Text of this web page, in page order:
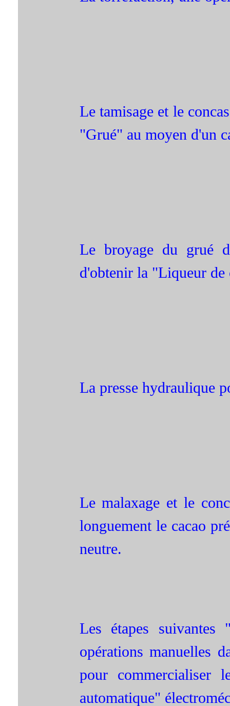
Le tamisage et le
"Grué" au moyen d'un
Le broyage du grué
d'obtenir la "Liqueur de
La presse hydraulique
Le malaxage et le
longuement le cacao
neutre.
Les étapes suivantes
opérations manuelles
pour commercialiser
automatique"